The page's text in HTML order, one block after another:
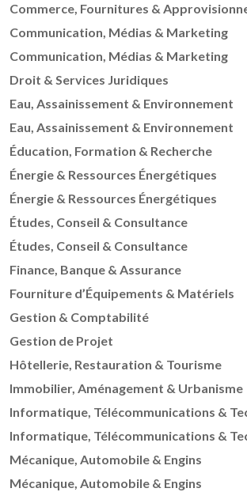
Commerce, Fournitures &
Communication, Médias & Marketing
Communication, Médias & Marketing
Droit & Services Juridiques
Eau, Assainissement & Environnement
Eau, Assainissement & Environnement
Éducation, Formation & Recherche
Énergie & Ressources Énergétiques
Énergie & Ressources Énergétiques
Études, Conseil & Consultance
Études, Conseil & Consultance
Finance, Banque & Assurance
Fourniture d’Équipements & Matériels
Gestion & Comptabilité
Gestion de Projet
Hôtellerie, Restauration & Tourisme
Immobilier, Aménagement & Urbanisme
Informatique, Télécommunications &
Informatique, Télécommunications &
Mécanique, Automobile & Engins
Mécanique, Automobile & Engins